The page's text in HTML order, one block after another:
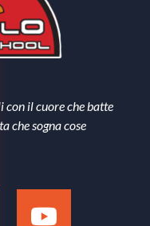
con il cuore che batte
che sogna cose